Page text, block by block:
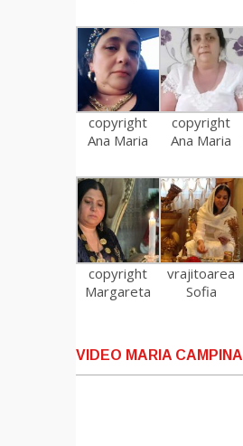
copyright
Ana Maria
copyright
Ana Maria
copyright
Margareta
vrajitoarea
Sofia
VIDEO MARIA CAMPINA